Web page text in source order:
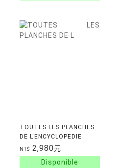
TOUTES LES PLANCHES
DE L'ENCYCLOPEDIE
DIDEROT ET
D'ALEMBERT
NT$ 2,980元